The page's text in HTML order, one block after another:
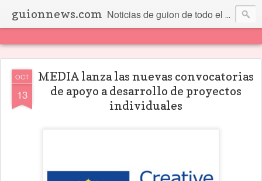
guionnews.com Noticias de guion de todo el mundo... Y más.
OCT
13
MEDIA lanza las nuevas convocatorias
de apoyo a desarrollo de proyectos
individuales